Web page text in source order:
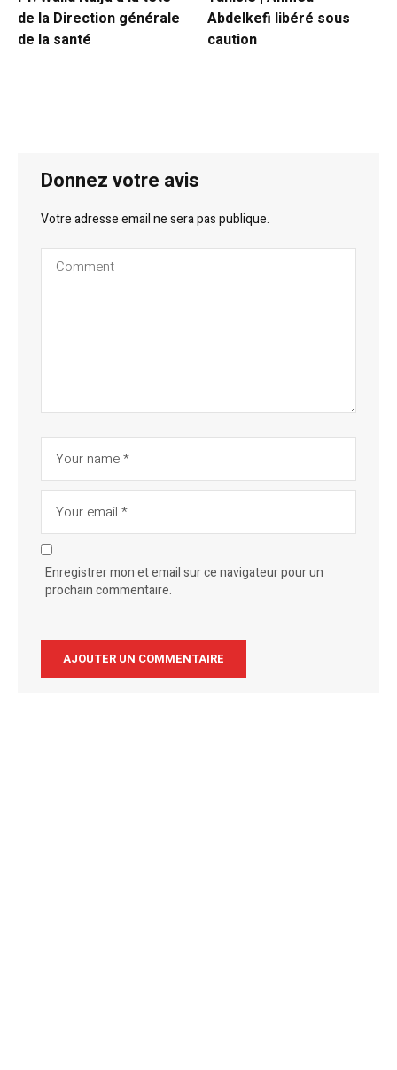
de la Direction générale
de la santé
Abdelkefi libéré sous
caution
Donnez votre avis
Votre adresse email ne sera pas publique.
Enregistrer mon et email sur ce navigateur pour un
prochain commentaire.